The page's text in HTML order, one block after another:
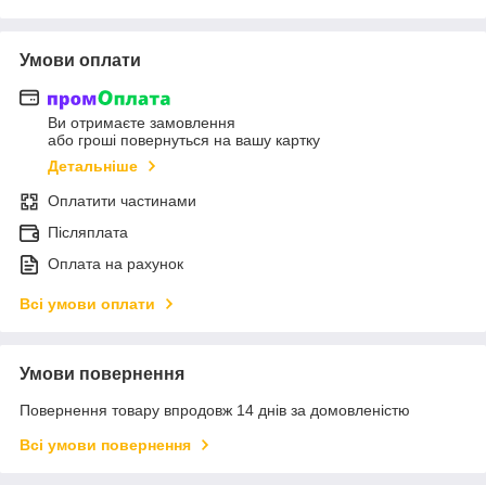
Умови оплати
Ви отримаєте замовлення
або гроші повернуться на вашу картку
Детальніше
Оплатити частинами
Післяплата
Оплата на рахунок
Всі умови оплати
Умови повернення
Повернення товару впродовж 14 днів за домовленістю
Всі умови повернення